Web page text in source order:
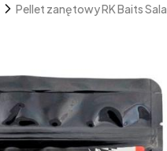
Pellet zanętowy RK Baits